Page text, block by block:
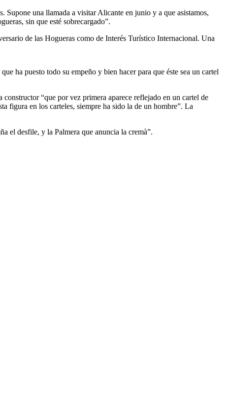
Supone una llamada a visitar Alicante en junio y a que asistamos,
sin que esté sobrecargado”.
de las Hogueras como de Interés Turístico Internacional. Una
ha puesto todo su empeño y bien hacer para que éste sea un cartel
“que por vez primera aparece reflejado en un cartel de
figura en los carteles, siempre ha sido la de un hombre”. La
el desfile, y la Palmera que anuncia la cremà”.